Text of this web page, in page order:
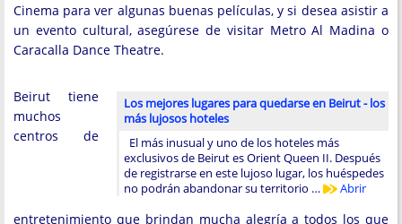
Cinema para ver algunas buenas películas, y si desea asistir a
un evento cultural, asegúrese de visitar Metro Al Madina o
Caracalla Dance Theatre.
Los mejores lugares para quedarse en Beirut - los
más lujosos hoteles
El más inusual y uno de los hoteles más
exclusivos de Beirut es Orient Queen II. Después
de registrarse en este lujoso lugar, los huéspedes
no podrán abandonar su territorio …
Abrir
Beirut tiene
muchos
centros de
entretenimiento que brindan mucha alegría a todos los que